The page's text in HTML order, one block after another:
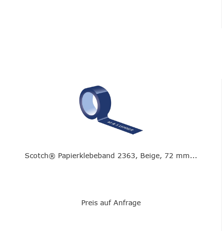
Scotch® Papierklebeband 2363, Beige, 72 mm...
Preis auf Anfrage